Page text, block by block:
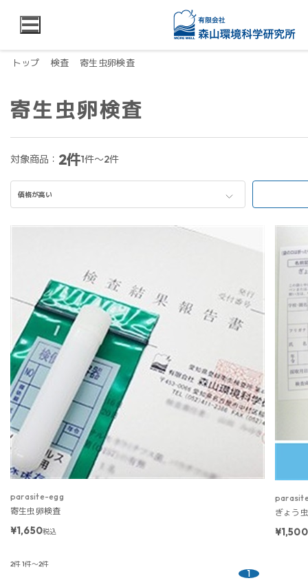
トップ 検査 寄生虫卵検査
寄生虫卵検査
対象商品： 2件1件～2件
価格が高い
parasite-egg
寄生虫卵検査
¥1,650税込
ぎょう
¥1,500
2件1件～2件
1